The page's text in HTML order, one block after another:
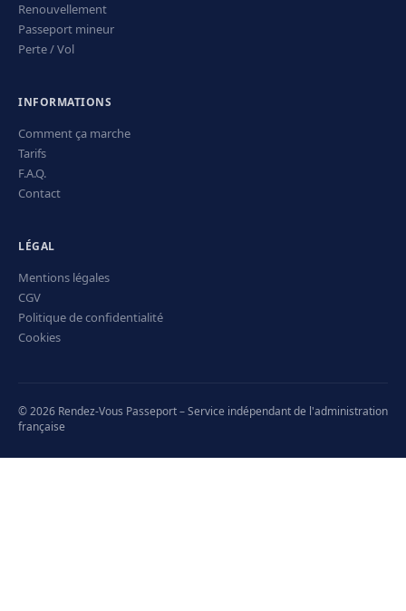
Renouvellement
Passeport mineur
Perte / Vol
INFORMATIONS
Comment ça marche
Tarifs
F.A.Q.
Contact
LÉGAL
Mentions légales
CGV
Politique de confidentialité
Cookies
© 2026 Rendez-Vous Passeport – Service indépendant de l'administration
française